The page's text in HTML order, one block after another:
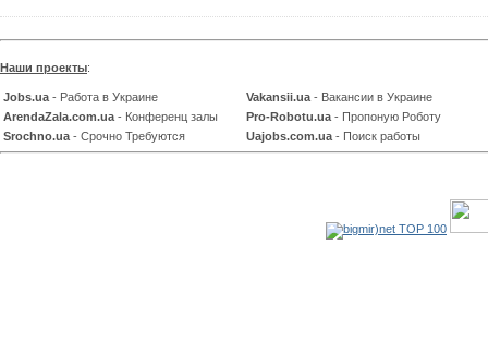
Наши проекты:
Jobs.ua - Работа в Украине Vakansii.ua - Вакансии в Украине
ArendaZala.com.ua - Конференц залы Pro-Robotu.ua - Пропоную Роботу
Srochno.ua - Срочно Требуются Uajobs.com.ua - Поиск работы